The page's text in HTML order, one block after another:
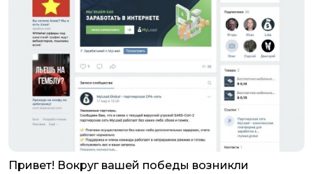
Привет! Вокруг вашей победы возникли